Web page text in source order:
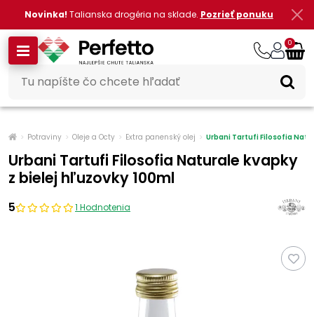
Novinka! Talianska drogéria na sklade. Pozrieť ponuku
0
Potraviny Oleje a Octy Extra panenský olej Urbani Tartufi Filosofia
Urbani Tartufi Filosofia Naturale kvapky
z bielej hľuzovky 100ml
5 1 Hodnotenia